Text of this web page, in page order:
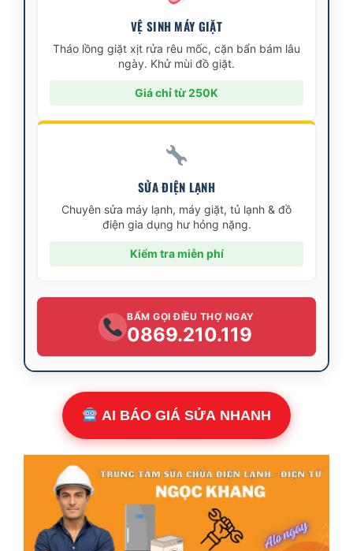
VỆ SINH MÁY GIẶT
Tháo lồng giặt xịt rửa rêu mốc, cặn bẩn bám lâu
ngày. Khử mùi đồ giặt.
Giá chỉ từ 250K
SỬA ĐIỆN LẠNH
Chuyên sửa máy lạnh, máy giặt, tủ lạnh & đồ
điện gia dụng hư hỏng nặng.
Kiểm tra miễn phí
BẤM GỌI ĐIỀU THỢ NGAY
0869.210.119
AI BÁO GIÁ SỬA NHANH